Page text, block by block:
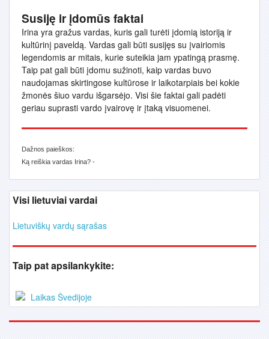
Susiję ir įdomūs faktai
Irina yra gražus vardas, kuris gali turėti įdomią istoriją ir
kultūrinį paveldą. Vardas gali būti susijęs su įvairiomis
legendomis ar mitais, kurie suteikia jam ypatingą prasmę.
Taip pat gali būti įdomu sužinoti, kaip vardas buvo
naudojamas skirtingose kultūrose ir laikotarpiais bei kokie
žmonės šiuo vardu išgarsėjo. Visi šie faktai gali padėti
geriau suprasti vardo įvairovę ir įtaką visuomenei.
Dažnos paieškos:
Ką reiškia vardas Irina? -
Visi lietuviai vardai
Lietuviškų vardų sąrašas
Taip pat apsilankykite:
Laikas Švedijoje